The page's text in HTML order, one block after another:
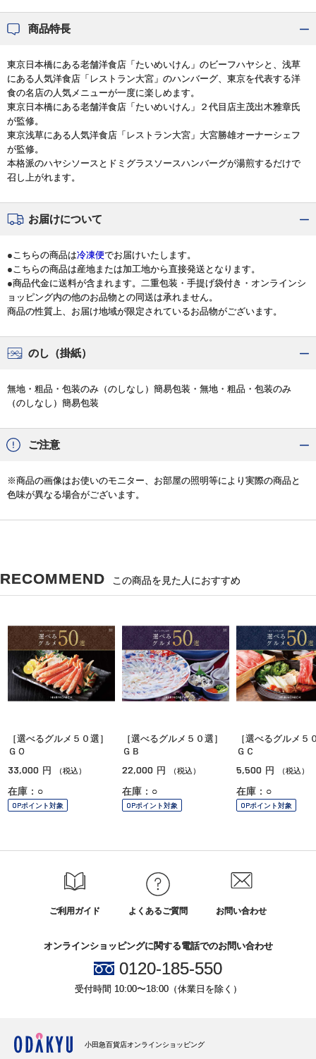
商品特長
東京日本橋にある老舗洋食店「たいめいけん」のビーフハヤシと、浅草
にある人気洋食店「レストラン大宮」のハンバーグ、東京を代表する洋
食の名店の人気メニューが一度に楽しめます。
東京日本橋にある老舗洋食店「たいめいけん」２代目店主茂出木雅章氏
が監修。
東京浅草にある人気洋食店「レストラン大宮」大宮勝雄オーナーシェフ
が監修。
本格派のハヤシソースとドミグラスソースハンバーグが湯煎するだけで
召し上がれます。
お届けについて
●こちらの商品は冷凍便でお届けいたします。
●こちらの商品は産地または加工地から直接発送となります。
●商品代金に送料が含まれます。二重包装・手提げ袋付き・オンラインシ
ョッピング内の他のお品物との同送は承れません。
商品の性質上、お届け地域が限定されているお品物がございます。
のし（掛紙）
無地・粗品・包装のみ（のしなし）簡易包装・無地・粗品・包装のみ
（のしなし）簡易包装
ご注意
※商品の画像はお使いのモニター、お部屋の照明等により実際の商品と
色味が異なる場合がございます。
RECOMMEND この商品を見た人におすすめ
［選べるグルメ５０選］
ＧＯ
33,000 円 （税込）
在庫：○
OPポイント対象
［選べるグルメ５０選］
ＧＢ
22,000 円 （税込）
在庫：○
OPポイント対象
［選べるグルメ５
ＧＣ
5,500 円 （税込）
在庫：○
OPポイント対象
ご利用ガイド よくあるご質問 お問い合わせ
オンラインショッピングに関する電話でのお問い合わせ
0120-185-550
受付時間 10:00〜18:00（休業日を除く）
小田急百貨店オンラインショッピング